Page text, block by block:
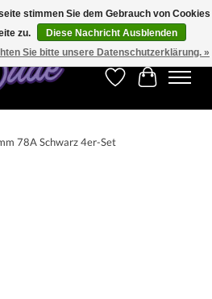
ab 250 €. Weltweite Lieferung!
Wunschzettel
Ihr
78A Schwarz 4er-Set
stimmen Sie dem Gebrauch von Cookies
zu.
Diese Nachricht Ausblenden
Sie bitte unsere Datenschutzerklärung. »